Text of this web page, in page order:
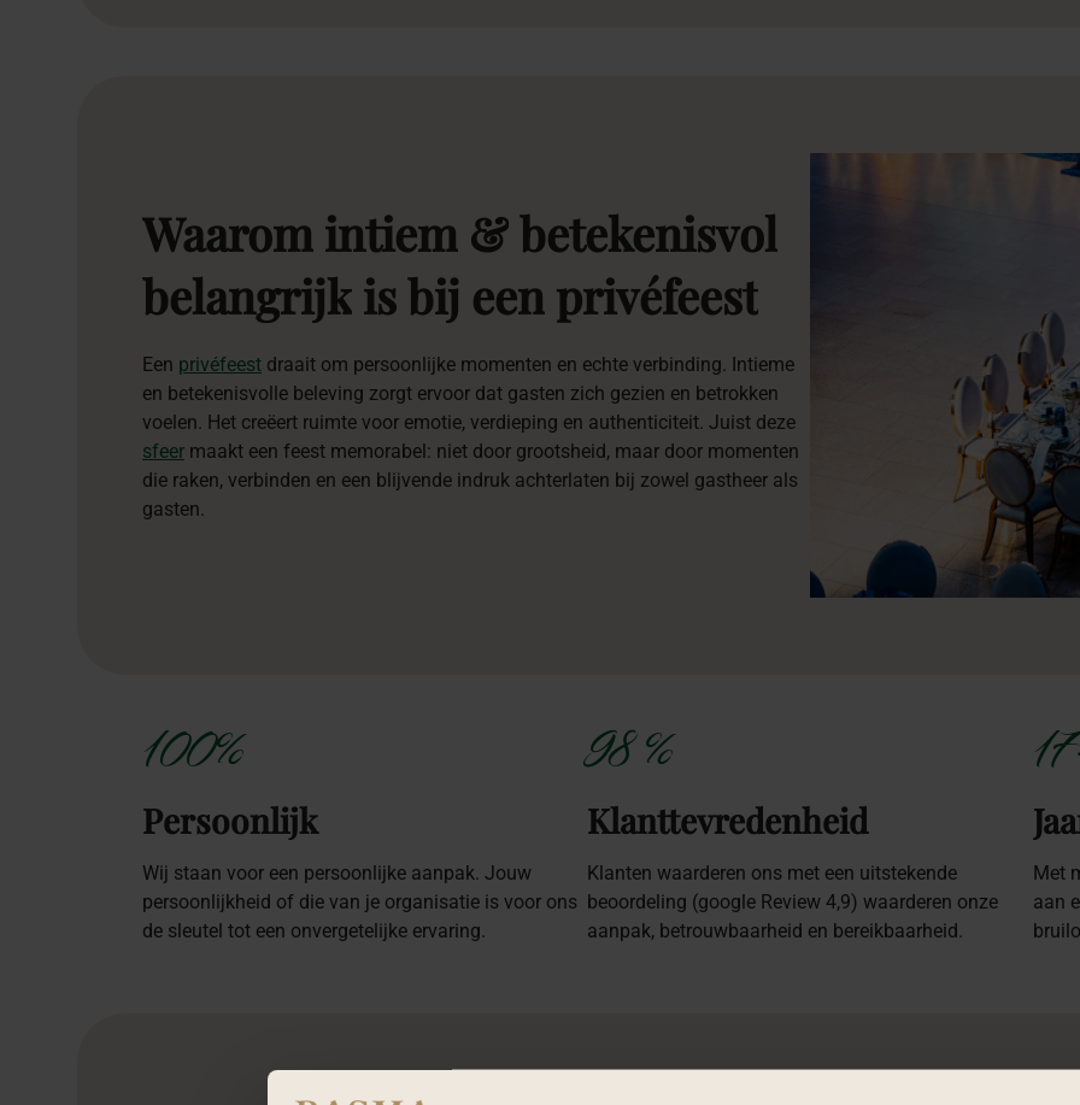
Waaromintiem &betekenisvol
belangrijkisbij eenprivéfeest
Een privéfeest draait om persoonlijke momenten en echte verbinding. Intieme
en betekenisvolle beleving zorgt ervoor dat gasten zich gezien en betrokken
voelen. Het creëert ruimte voor emotie, verdieping en authenticiteit. Juist deze
sfeer maakt een feest memorabel: niet door grootsheid, maar door momenten
die raken, verbinden en een blijvende indruk achterlaten bij zowel gastheer als
gasten.
100%
Persoonlijk
Wij staan voor een persoonlijke aanpak. Jouw
persoonlijkheid of die van je organisatie is voor ons
de sleutel tot een onvergetelijke ervaring.
98 %
Klanttevredenheid
Klanten waarderen ons met een uitstekende
beoordeling (google Review 4,9) waarderen onze
aanpak, betrouwbaarheid en bereikbaarheid.
Met
aan